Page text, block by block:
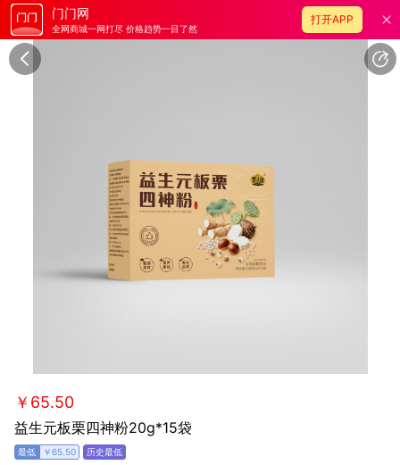
门门网
全网商城一网打尽 价格趋势一目了然
打开APP
￥65.50
益生元板栗四神粉20g*15袋
￥65.50